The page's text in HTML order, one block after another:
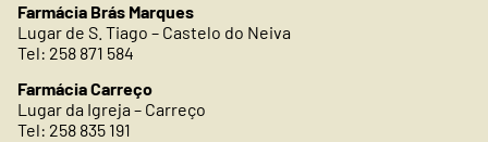
Farmácia Brás Marques
Lugar de S. Tiago – Castelo do Neiva
Tel: 258 871 584
Farmácia Carreço
Lugar da Igreja – Carreço
Tel: 258 835 191